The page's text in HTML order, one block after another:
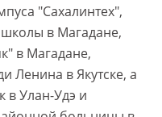
"Сахалинтех",
школы в Магадане,
в Магадане,
Ленина в Якутске, а
в Улан-Удэ и